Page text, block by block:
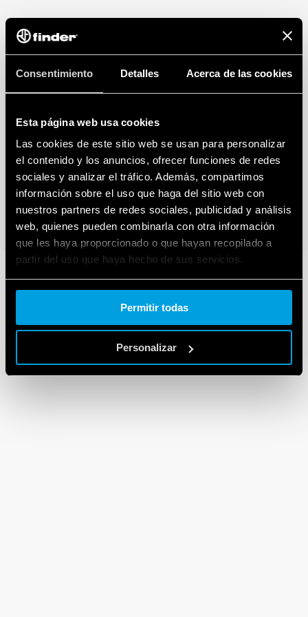
Consentimiento Detalles Acerca de las cookies
Esta página web usa cookies
Las cookies de este sitio web se usan para personalizar
el contenido y los anuncios, ofrecer funciones de redes
sociales y analizar el tráfico. Además, compartimos
información sobre el uso que haga del sitio web con
nuestros partners de redes sociales, publicidad y análisis
web, quienes pueden combinarla con otra información
que les haya proporcionado o que hayan recopilado a
partir del uso que haya hecho de sus servicios.
Cookie policy.
Permitir todas
Personalizar